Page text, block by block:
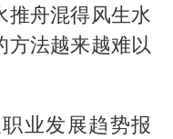
推舟混得风生水
方法越来越难以
业发展趋势报